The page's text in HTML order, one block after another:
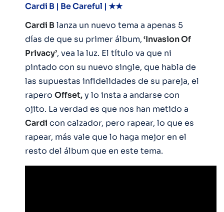
Cardi B | Be Careful | ★★
Cardi Blanza un nuevo tema a apenas 5
días de que su primer álbum,‘Invasion Of
Privacy’, vea la luz. El título va que ni
pintado con su nuevo single, que habla de
las supuestas infidelidades de su pareja, el
rapero Offset,y lo insta a andarse con
ojito. La verdad es que nos han metido a
Cardi con calzador, pero rapear, lo que es
rapear, más vale que lo haga mejor en el
resto del álbum que en este tema.